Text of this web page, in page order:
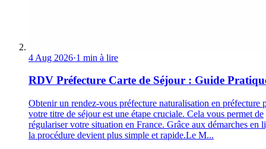
4 Aug 2026·1 min à lire
RDV Préfecture Carte de Séjour : Guide
Obtenir un rendez-vous préfecture naturalisation en préfecture
votre titre de séjour est une étape cruciale. Cela vous permet de
régulariser votre situation en France. Grâce aux démarches en
la procédure devient plus simple et rapide.Le M...